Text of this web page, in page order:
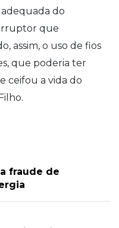
do
que
assim, o uso de fios
que poderia ter
ceifou a vida do
fraude de